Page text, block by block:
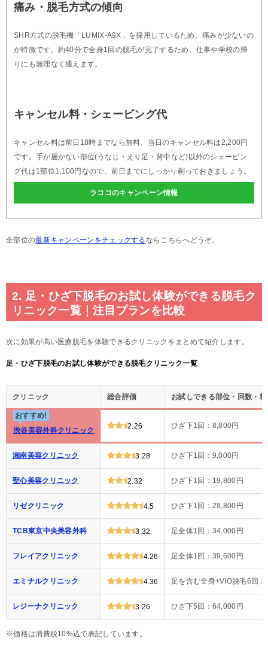
痛み・脱毛方式の傾向
SHR方式の脱毛機「LUMIX-A9X」を採用しているため、痛みが少ないの
が特徴です。約40分で全身1回の脱毛が完了するため、仕事や学校の帰
りにも無理なく通えます。
キャンセル料・シェービング代
キャンセル料は前日18時までなら無料、当日のキャンセル料は2,200円
です。手が届かない部位(うなじ・えり足・背中など)以外のシェービン
グ代は1部位1,100円なので、前日までにしっかり剃っておきましょう。
ラココのキャンペーン情報
全部位の最新キャンペーンをチェックする ならこちらへどうぞ。
2. 足・ひざ下脱毛のお試し体験ができる脱毛ク
リニック一覧｜注目プランを比較
次に効果が高い医療脱毛を体験できるクリニックをまとめて紹介します。
足・ひざ下脱毛のお試し体験ができる脱毛クリニック一覧
クリニック 総合評価 お試しできる部位・回数・
おすすめ!
渋谷美容外科クリニック
2.26 ひざ下1回：8,800円
湘南美容クリニック 3.28 ひざ下1回：9,000円
聖心美容クリニック 2.32 ひざ下1回：19,800円
リゼクリニック 4.5 ひざ下1回：28,800円
TCB東京中央美容外科 3.32 足全体1回：34,000円
フレイアクリニック 4.26 足全体1回：39,600円
エミナルクリニック 4.36 足を含む全身+VIO脱毛6回
レジーナクリニック 3.26 ひざ下5回：64,000円
※価格は消費税10%込で表記しています。